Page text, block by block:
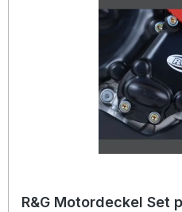
R&G Motordeckel Set